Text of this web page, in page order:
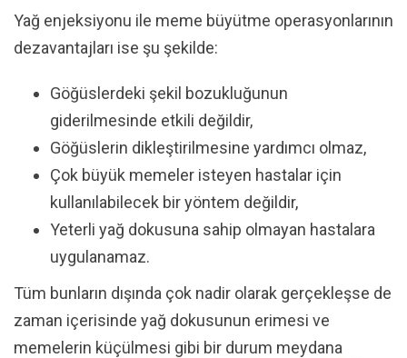
Yağ enjeksiyonu ile meme büyütme operasyonlarının
dezavantajları ise şu şekilde:
Göğüslerdeki şekil bozukluğunun
giderilmesinde etkili değildir,
Göğüslerin dikleştirilmesine yardımcı olmaz,
Çok büyük memeler isteyen hastalar için
kullanılabilecek bir yöntem değildir,
Yeterli yağ dokusuna sahip olmayan hastalara
uygulanamaz.
Tüm bunların dışında çok nadir olarak gerçekleşse de
zaman içerisinde yağ dokusunun erimesi ve
memelerin küçülmesi gibi bir durum meydana